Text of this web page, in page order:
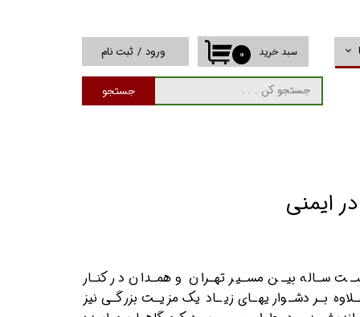
جستجو
۰ سبد خرید ورود / ثبت نام
حساب کاربری من
تغییر گذر واژه
ایمنی
سـاله بیـن مسـیر تهـران و همـدان در کنـار
بـر دشـوار یهـای زیـاد یک مزیـت بزرگـی نیز